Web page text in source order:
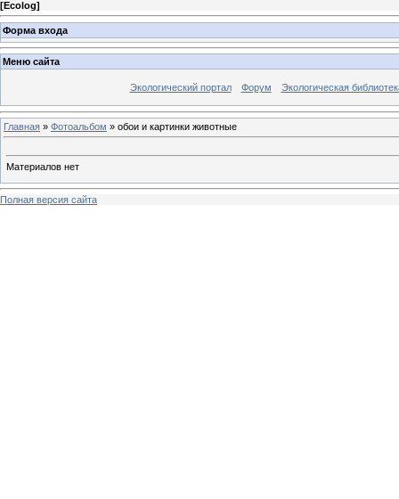
[Ecolog]
Форма входа
Меню сайта
Экологический портал Форум Экологическая
Главная » Фотоальбом » обои и картинки животные
Материалов нет
Полная версия сайта